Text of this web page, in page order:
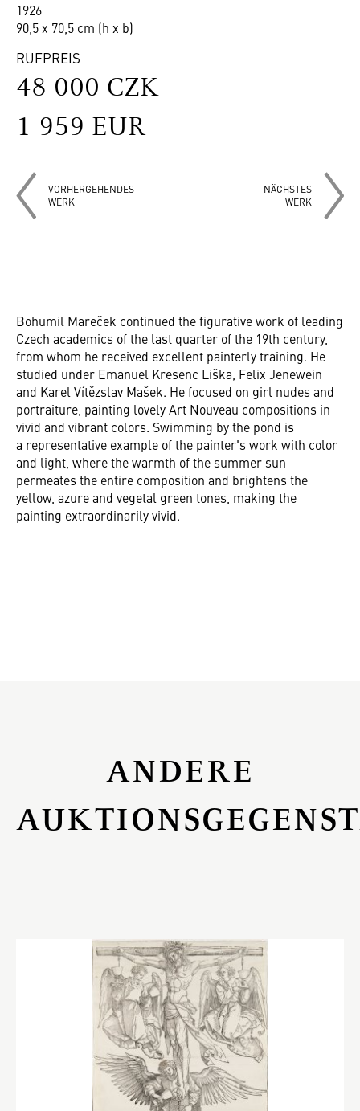
1926
90,5 x 70,5 cm (h x b)
RUFPREIS
48 000 CZK
1 959 EUR
VORHERGEHENDES
WERK
NÄCHSTES
WERK
Bohumil Mareček continued the figurative work of leading
Czech academics of the last quarter of the 19th century,
from whom he received excellent painterly training. He
studied under Emanuel Kresenc Liška, Felix Jenewein
and Karel Vítězslav Mašek. He focused on girl nudes and
portraiture, painting lovely Art Nouveau compositions in
vivid and vibrant colors. Swimming by the pond is
a representative example of the painter's work with color
and light, where the warmth of the summer sun
permeates the entire composition and brightens the
yellow, azure and vegetal green tones, making the
painting extraordinarily vivid.
ANDERE